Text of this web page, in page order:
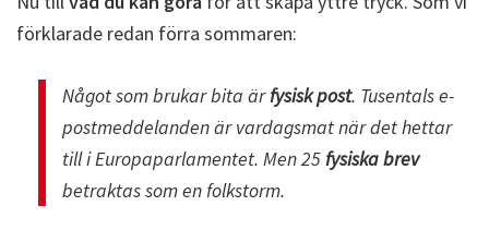
förklarade redan förra sommaren:
Något som brukar bita ärfysisk post. Tusentals e-
postmeddelanden är vardagsmat när det hettar
till i Europaparlamentet. Men 25 fysiska brev
betraktas som en folkstorm.